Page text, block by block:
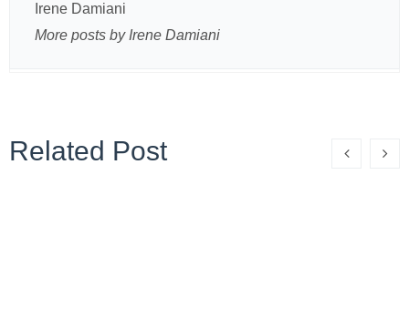
Irene Damiani
More posts by Irene Damiani
Related Post